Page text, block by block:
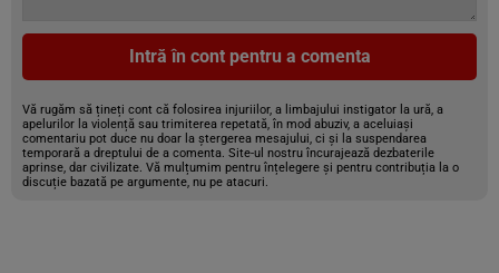
Intră în cont pentru a comenta
Vă rugăm să țineți cont că folosirea injuriilor, a limbajului instigator la ură, a
apelurilor la violență sau trimiterea repetată, în mod abuziv, a aceluiași
comentariu pot duce nu doar la ștergerea mesajului, ci și la suspendarea
temporară a dreptului de a comenta. Site-ul nostru încurajează dezbaterile
aprinse, dar civilizate. Vă mulțumim pentru înțelegere și pentru contribuția la o
discuție bazată pe argumente, nu pe atacuri.